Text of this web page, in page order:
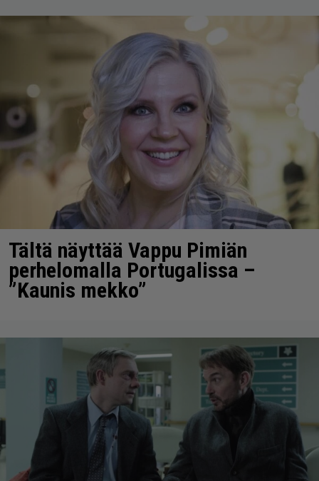
Tältä näyttää Vappu Pimiän
perhelomalla Portugalissa –
”Kaunis mekko”